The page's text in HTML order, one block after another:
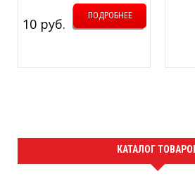
70*39мм
10 руб. ПОДРОБНЕЕ
КАТАЛОГ